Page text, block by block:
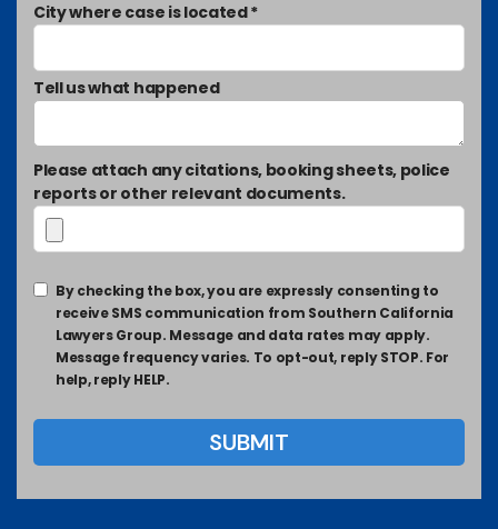
City where case is located *
Tell us what happened
Please attach any citations, booking sheets, police
reports or other relevant documents.
By checking the box, you are expressly consenting to
receive SMS communication from Southern California
Lawyers Group. Message and data rates may apply.
Message frequency varies. To opt-out, reply STOP. For
help, reply HELP.